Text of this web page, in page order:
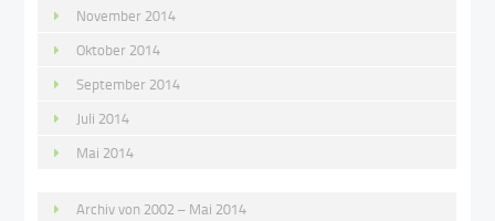
November 2014
Oktober 2014
September 2014
Juli 2014
Mai 2014
Archiv von 2002 – Mai 2014